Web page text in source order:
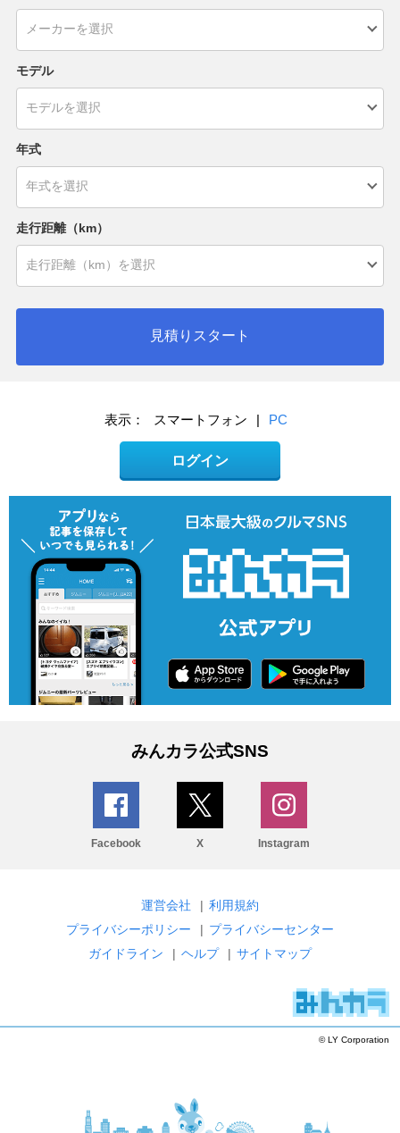
モデル
年式
走行距離（km）
見積りスタート
表示： スマートフォン | PC
ログイン
みんカラ公式SNS
Facebook X Instagram
運営会社 | 利用規約
プライバシーポリシー
| プライバシーセンター
ガイドライン
| ヘルプ | サイトマップ
© LY Corporation